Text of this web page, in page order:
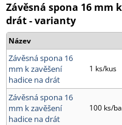
Závěsná spona 16 mm
drát - varianty
Název
Závěsná spona 16
mm k zavěšení
hadice na drát
1 ks/kus
Závěsná spona 16
mm k zavěšení
hadice na drát
100 ks/